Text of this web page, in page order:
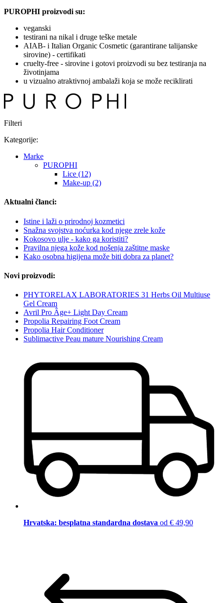
PUROPHI proizvodi su:
veganski
testirani na nikal i druge teške metale
AIAB- i Italian Organic Cosmetic (garantirane talijanske
sirovine) - certifikati
cruelty-free - sirovine i gotovi proizvodi su bez testiranja na
životinjama
u vizualno atraktivnoj ambalaži koja se može reciklirati
Filteri
Kategorije:
Marke
PUROPHI
Lice (12)
Make-up (2)
Aktualni članci:
Istine i laži o prirodnoj kozmetici
Snažna svojstva noćurka kod njege zrele kože
Kokosovo ulje - kako ga koristiti?
Pravilna njega kože kod nošenja zaštitne maske
Kako osobna higijena može biti dobra za planet?
Novi proizvodi:
PHYTORELAX LABORATORIES 31 Herbs Oil Multiuse
Gel Cream
Avril Pro Âge+ Light Day Cream
Propolia Repairing Foot Cream
Propolia Hair Conditioner
Sublimactive Peau mature Nourishing Cream
Hrvatska: besplatna standardna dostava od € 49,90